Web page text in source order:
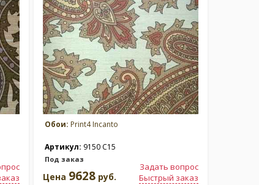
Обои: Print4 Incanto
Артикул: 9150 C15
Под заказ
Задать вопрос
Быстрый заказ
Цена 9628 руб.